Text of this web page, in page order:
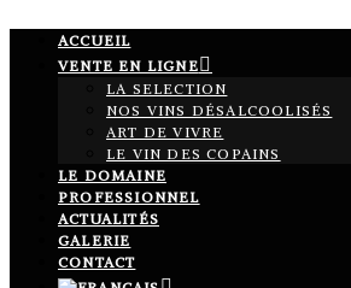
ACCUEIL
VENTE EN LIGNE
LA SELECTION
NOS VINS DÉSALCOOLISÉS
ART DE VIVRE
LE VIN DES COPAINS
LE DOMAINE
PROFESSIONNEL
ACTUALITÉS
GALERIE
CONTACT